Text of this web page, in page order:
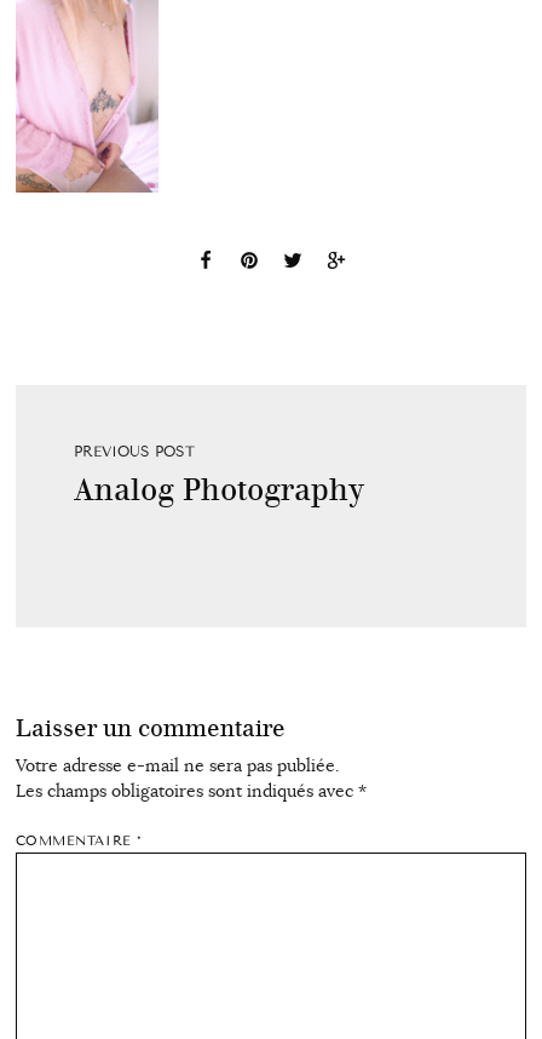
PREVIOUS POST
Analog Photography
Laisser un commentaire
Votre adresse e-mail ne sera pas publiée.
Les champs obligatoires sont indiqués avec *
COMMENTAIRE*